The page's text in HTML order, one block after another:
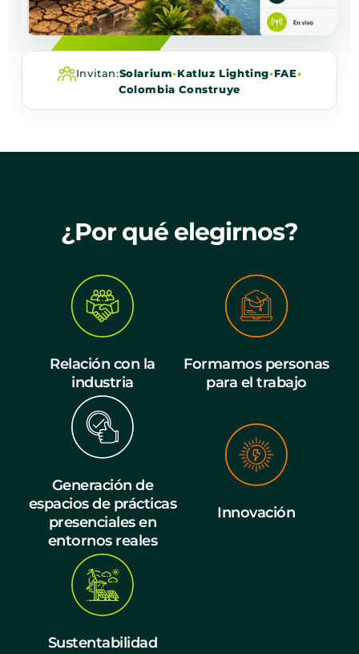
Invitan:Solarium•Katluz Lighting•FAE•
Colombia Construye
¿Por qué elegirnos?
Relación con la
industria
Formamos personas
para el trabajo
Generación de
espacios de prácticas
presenciales en
entornos reales
Innovación
Sustentabilidad